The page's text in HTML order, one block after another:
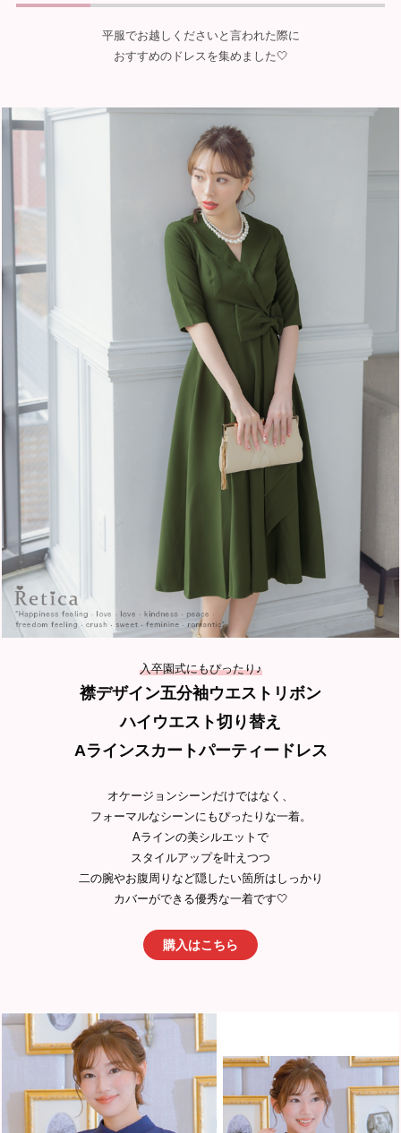
平服でお越しくださいと言われた際に
おすすめのドレスを集めました🤍
入卒園式にもぴったり♪
襟デザイン五分袖ウエストリボン
ハイウエスト切り替え
Aラインスカートパーティードレス
オケージョンシーンだけではなく、
フォーマルなシーンにもぴったりな一着。
Aラインの美シルエットで
スタイルアップを叶えつつ
二の腕やお腹周りなど隠したい箇所はしっかり
カバーができる優秀な一着です🤍
購入はこちら